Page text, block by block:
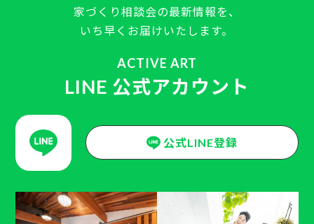
家づくり相談会の最新情報を、
いち早くお届けいたします。
ACTIVE ART
LINE 公式アカウント
公式LINE登録